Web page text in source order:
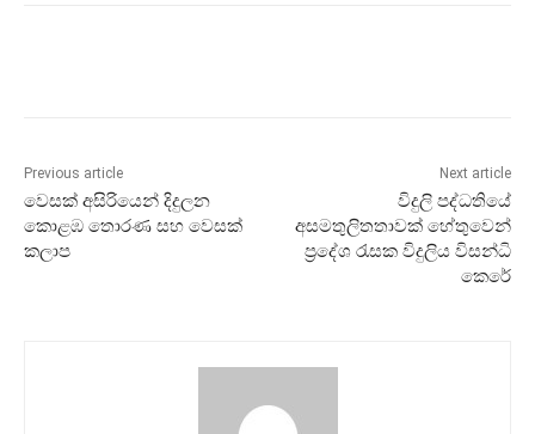
Previous article
වෙසක් අසිරියෙන් දිදුලන
කොළඹ තොරණ සහ වෙසක්
කලාප
Next article
විදුලි පද්ධතියේ
අසමතුලිතතාවක් හේතුවෙන්
ප්‍රදේශ රැසක විදුලිය විසන්ධි
කෙරේ